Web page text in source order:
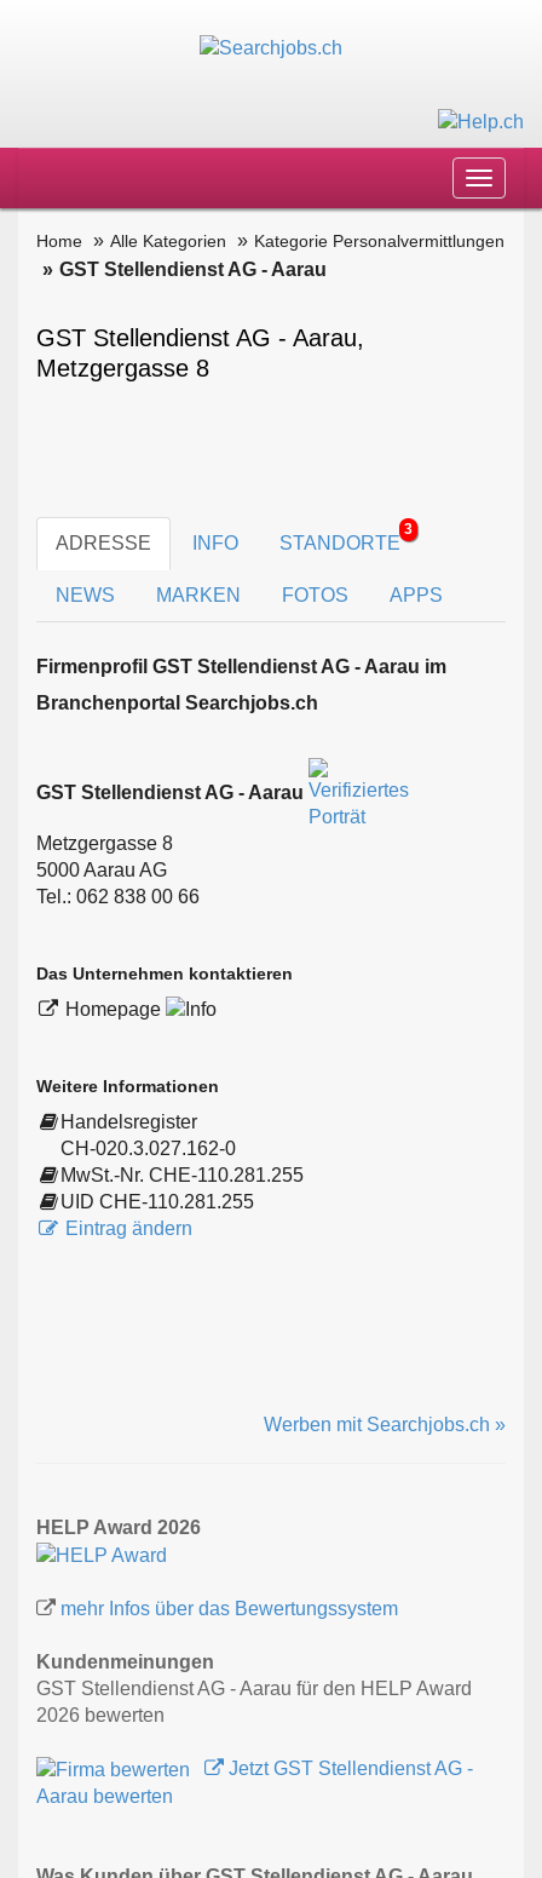
Toggle
Home Alle Kategorien Kategorie Personalvermittlungen
GST Stellendienst AG - Aarau
GST Stellendienst AG - Aarau,
Metzgergasse 8
ADRESSE INFO STANDORTE
3
NEWS MARKEN FOTOS APPS
Firmen­profil GST Stellendienst AG - Aarau im
Branchen­portal Searchjobs.ch
GST Stellendienst AG - Aarau
Metzgergasse 8
5000 Aarau AG
Tel.: 062 838 00 66
Das Unternehmen kontaktieren
Homepage
Weitere Informationen
Handelsregister
CH-020.3.027.162-0
MwSt.-Nr. CHE-110.281.255
UID CHE-110.281.255
Eintrag ändern
Werben mit Searchjobs.ch »
HELP Award 2026
mehr Infos über das Bewertungssystem
Kundenmeinungen
GST Stellendienst AG - Aarau für den HELP Award
2026 bewerten
Jetzt GST Stellendienst AG -
Aarau bewerten